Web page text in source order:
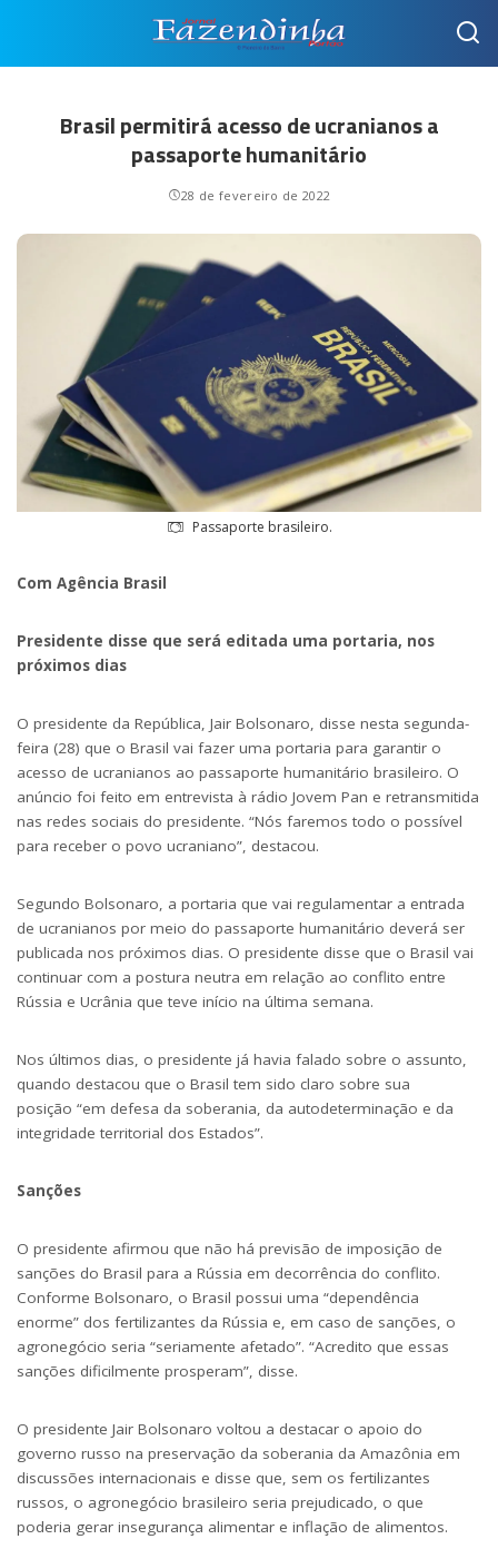
Brasil permitirá acesso de ucranianos a
passaporte humanitário
28 de fevereiro de 2022
Passaporte brasileiro.
Com Agência Brasil
Presidente disse que será editada uma portaria, nos
próximos dias
O presidente da República, Jair Bolsonaro, disse nesta segunda-
feira (28) que o Brasil vai fazer uma portaria para garantir o
acesso de ucranianos ao passaporte humanitário brasileiro. O
anúncio foi feito em entrevista à rádio Jovem Pan e retransmitida
nas redes sociais do presidente. “Nós faremos todo o possível
para receber o povo ucraniano”, destacou.
Segundo Bolsonaro, a portaria que vai regulamentar a entrada
de ucranianos por meio do passaporte humanitário deverá ser
publicada nos próximos dias. O presidente disse que o Brasil vai
continuar com a postura neutra em relação ao conflito entre
Rússia e Ucrânia que teve início na última semana.
Nos últimos dias, o presidente já havia falado sobre o assunto,
quando destacou que o Brasil tem sido claro sobre sua
posição “em defesa da soberania, da autodeterminação e da
integridade territorial dos Estados”.
Sanções
O presidente afirmou que não há previsão de imposição de
sanções do Brasil para a Rússia em decorrência do conflito.
Conforme Bolsonaro, o Brasil possui uma “dependência
enorme” dos fertilizantes da Rússia e, em caso de sanções, o
agronegócio seria “seriamente afetado”. “Acredito que essas
sanções dificilmente prosperam”, disse.
O presidente Jair Bolsonaro voltou a destacar o apoio do
governo russo na preservação da soberania da Amazônia em
discussões internacionais e disse que, sem os fertilizantes
russos, o agronegócio brasileiro seria prejudicado, o que
poderia gerar insegurança alimentar e inflação de alimentos.